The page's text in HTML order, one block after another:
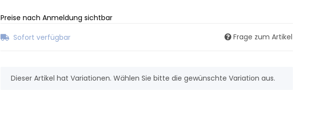
Preise nach Anmeldung sichtbar
Sofort verfügbar
Frage zum Artikel
x
Dieser Artikel hat Variationen. Wählen Sie bitte die gewünschte Variation aus.